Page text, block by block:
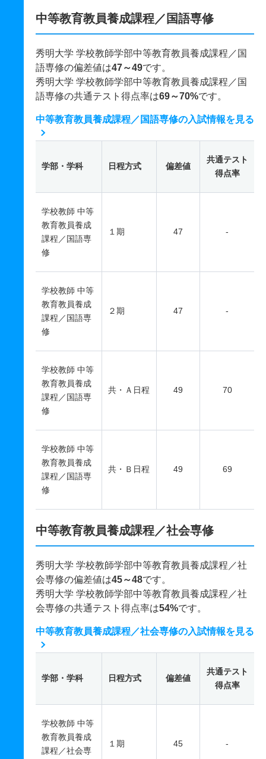
中等教育教員養成課程／国語専修
秀明大学 学校教師学部中等教育教員養成課程／国
語専修の偏差値は47～49です。
秀明大学 学校教師学部中等教育教員養成課程／国
語専修の共通テスト得点率は69～70%です。
中等教育教員養成課程／国語専修の入試情報を見る
学部・学科 日程方式 偏差値
共通テスト
得点率
学校教師 中等
教育教員養成
課程／国語専
修
１期 47 -
学校教師 中等
教育教員養成
課程／国語専
修
２期 47 -
学校教師 中等
教育教員養成
課程／国語専
修
共・Ａ日程 49 70
学校教師 中等
教育教員養成
課程／国語専
修
共・Ｂ日程 49 69
中等教育教員養成課程／社会専修
秀明大学 学校教師学部中等教育教員養成課程／社
会専修の偏差値は45～48です。
秀明大学 学校教師学部中等教育教員養成課程／社
会専修の共通テスト得点率は54%です。
中等教育教員養成課程／社会専修の入試情報を見る
学部・学科 日程方式 偏差値
共通テスト
得点率
学校教師 中等
教育教員養成
課程／社会専
１期 45 -